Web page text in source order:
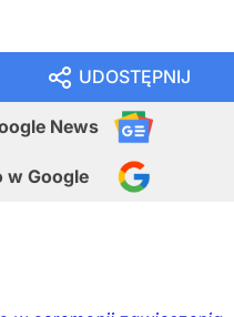
UDOSTĘPNIJ
News
w Google